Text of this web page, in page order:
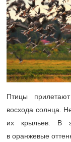
Птицы
восхода солнца.
их крыльев. В
в оранжевые